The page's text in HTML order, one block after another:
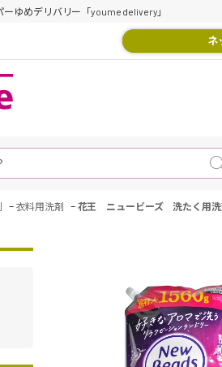
ゆめデリバリー「youme delivery」
ネ
- 衣料用洗剤 - 花王 ニュービーズ 洗たく用